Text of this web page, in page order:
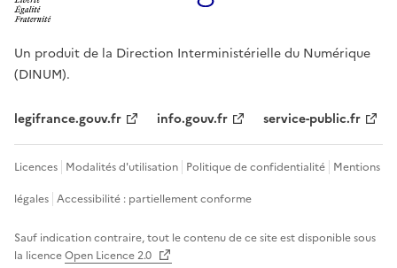
Un produit de la Direction Interministérielle du Numérique
(DINUM).
legifrance.gouv.fr info.gouv.fr service-public.fr
Licences Modalités d'utilisation Politique de confidentialité Mentions
légales Accessibilité : partiellement conforme
Sauf indication contraire, tout le contenu de ce site est disponible sous
la licenceOpen Licence 2.0